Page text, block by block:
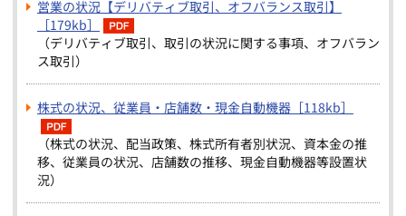
営業の状況【デリバティブ取引、オフバランス取引】
［179kb］
（デリバティブ取引、取引の状況に関する事項、オフバラン
ス取引）
株式の状況、従業員・店舗数・現金自動機器［118kb］
（株式の状況、配当政策、株式所有者別状況、資本金の推
移、従業員の状況、店舗数の推移、現金自動機器等設置状
況）